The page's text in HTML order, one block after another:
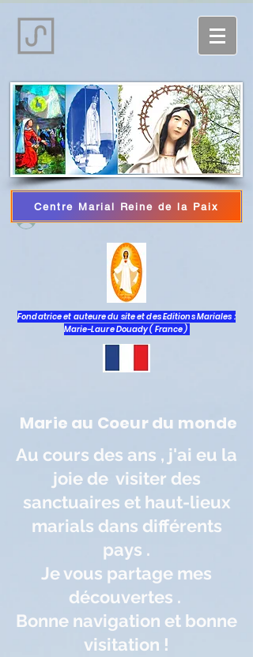
Accedi
Centre Marial Reine de la Paix
Fondatrice et auteure du site et des Editions Mariales :
Marie-Laure Douady ( France )
Marie au Coeur du monde
Au cours des ans , j'ai eu la
joie de visiter des
sanctuaires et haut-lieux
marials dans différents
pays .
Je vous partage mes
découvertes .
Bonne navigation et bonne
visitation !